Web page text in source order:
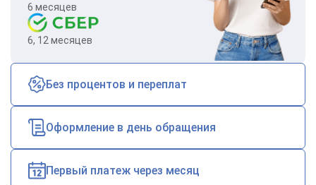
6 месяцев
6, 12 месяцев
Без процентов и переплат
Оформление в день обращения
Первый платеж через месяц